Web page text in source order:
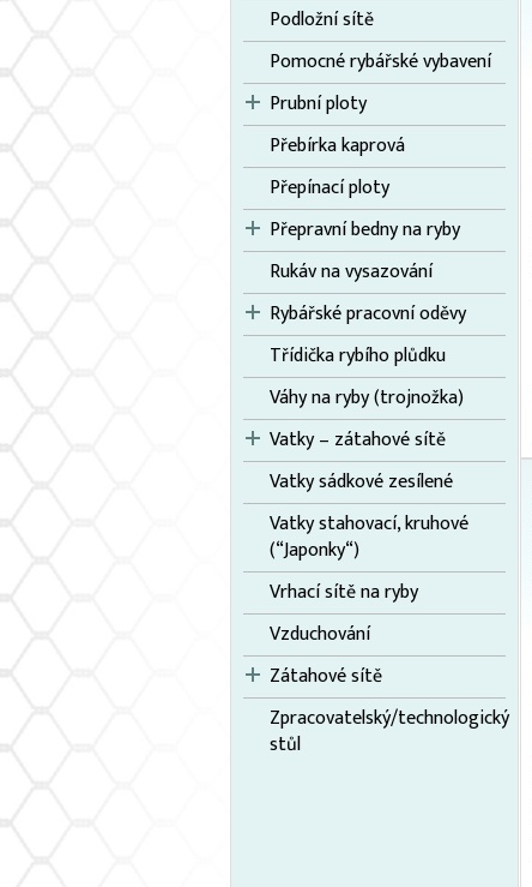
Podložní sítě
Pomocné rybářské vybavení
Prubní ploty
Přebírka kaprová
Přepínací ploty
Přepravní bedny na ryby
Rukáv na vysazování
Rybářské pracovní oděvy
Třídička rybího plůdku
Váhy na ryby (trojnožka)
Vatky – zátahové sítě
Vatky sádkové zesílené
Vatky stahovací, kruhové
(“Japonky“)
Vrhací sítě na ryby
Vzduchování
Zátahové sítě
Zpracovatelský/technologický
stůl